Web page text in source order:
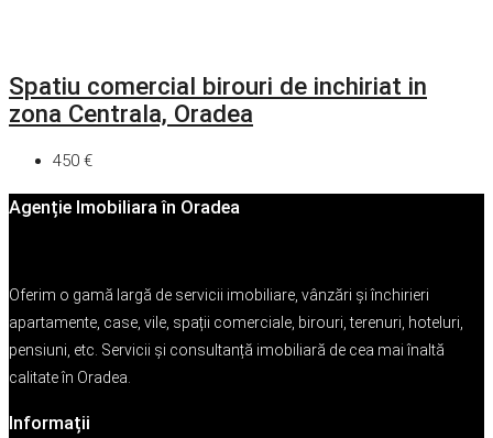
Spatiu comercial birouri de inchiriat in
zona Centrala, Oradea
450 €
Agenție Imobiliara în Oradea
Oferim o gamă largă de servicii imobiliare, vânzări și închirieri
apartamente, case, vile, spații comerciale, birouri, terenuri, hoteluri,
pensiuni, etc. Servicii și consultanță imobiliară de cea mai înaltă
calitate în Oradea.
Informații